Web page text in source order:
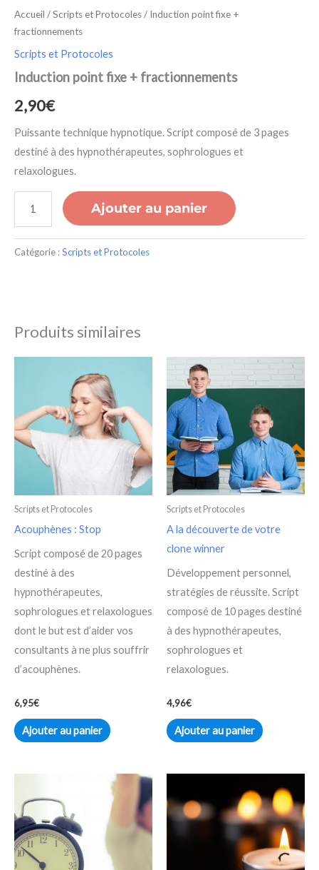
Accueil /Scripts et Protocoles/ Induction point fixe +
fractionnements
Scripts et Protocoles
Induction point fixe + fractionnements
2,90€
Puissante technique hypnotique. Script composé de 3 pages
destiné à des hypnothérapeutes, sophrologues et
relaxologues.
Ajouter au panier
Catégorie :Scripts et Protocoles
Produits similaires
Scripts et Protocoles
Acouphènes : Stop
Script composé de 20 pages
destiné à des
hypnothérapeutes,
sophrologues et relaxologues
dont le but est d’aider vos
consultants à ne plus souffrir
d’acouphènes.
6,95€
Ajouter au panier
Scripts et Protocoles
A la découverte de votre
clone winner
Développement personnel,
stratégies de réussite. Script
composé de 10 pages destiné
à des hypnothérapeutes,
sophrologues et
relaxologues.
4,96€
Ajouter au panier